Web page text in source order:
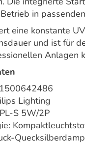
in
eine konstante
und ist für
Anlagen
Lighting
S 5W/2P